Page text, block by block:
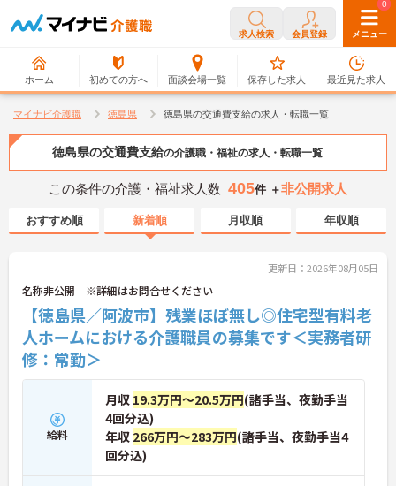
求人検索 会員登録 メニュー
ホーム 初めての方へ 面談会場一覧
0
保存した求人
0
最近見た求人
マイナビ介護職 徳島県 徳島県の交通費支給の求人・転職一覧
徳島県の交通費支給の介護職・福祉の求人・転職一覧
この条件の介護・福祉求人数 405件 ＋非公開求人
おすすめ順 新着順 月収順 年収順
更新日：2026年08月05日
名称非公開 ※詳細はお問合せください
【徳島県／阿波市】残業ほぼ無し◎住宅型有料老
人ホームにおける介護職員の募集です＜実務者研
修：常勤＞
給料
月収 19.3万円～20.5万円(諸手当、夜勤手当
4回分込)
年収 266万円～283万円(諸手当、夜勤手当4
回分込)